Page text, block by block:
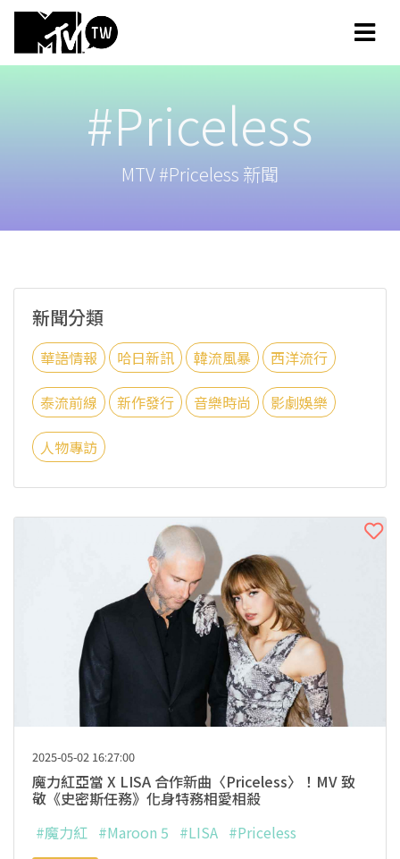
#Priceless
MTV #Priceless 新聞
新聞分類
華語情報 哈日新訊 韓流風暴 西洋流行
泰流前線 新作發行 音樂時尚 影劇娛樂
人物專訪
2025-05-02 16:27:00
魔力紅亞當 X LISA 合作新曲〈Priceless〉！MV 致
敬《史密斯任務》化身特務相愛相殺
#魔力紅 #Maroon 5 #LISA #Priceless